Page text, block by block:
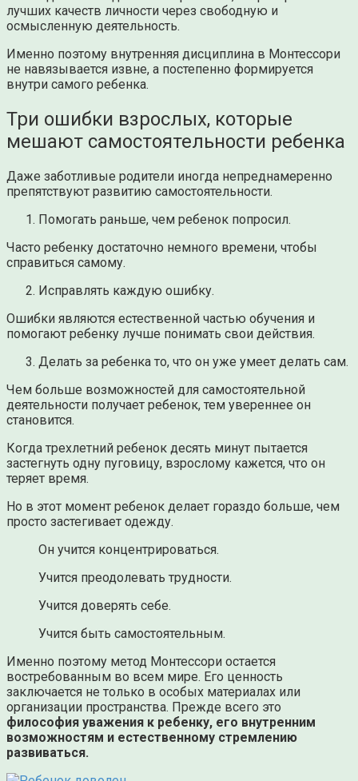
лучших качеств личности через свободную и
осмысленную деятельность.
Именно поэтому внутренняя дисциплина в Монтессори
не навязывается извне, а постепенно формируется
внутри самого ребенка.
Три ошибки взрослых, которые
мешают самостоятельности ребенка
Даже заботливые родители иногда непреднамеренно
препятствуют развитию самостоятельности.
Помогать раньше, чем ребенок попросил.
Часто ребенку достаточно немного времени, чтобы
справиться самому.
Исправлять каждую ошибку.
Ошибки являются естественной частью обучения и
помогают ребенку лучше понимать свои действия.
Делать за ребенка то, что он уже умеет делать сам.
Чем больше возможностей для самостоятельной
деятельности получает ребенок, тем увереннее он
становится.
Когда трехлетний ребенок десять минут пытается
застегнуть одну пуговицу, взрослому кажется, что он
теряет время.
Но в этот момент ребенок делает гораздо больше, чем
просто застегивает одежду.
Он учится концентрироваться.
Учится преодолевать трудности.
Учится доверять себе.
Учится быть самостоятельным.
Именно поэтому метод Монтессори остается
востребованным во всем мире. Его ценность
заключается не только в особых материалах или
организации пространства. Прежде всего это
философия уважения к ребенку, его внутренним
возможностям и естественному стремлению
развиваться.